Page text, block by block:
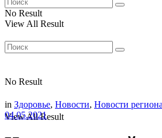
No Result
View All Result
No Result
View All Result
in Здоровье, Новости, Новости региона
04.05.2021